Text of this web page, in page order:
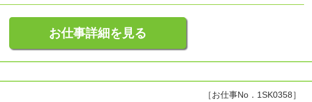
お仕事詳細を見る
［お仕事No．1SK0358］